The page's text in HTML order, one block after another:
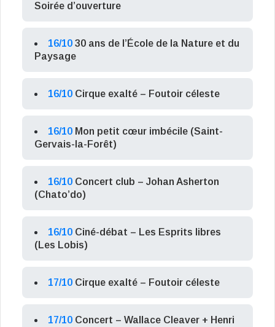
Soirée d’ouverture
16/10 30 ans de l’École de la Nature et du
Paysage
16/10 Cirque exalté – Foutoir céleste
16/10 Mon petit cœur imbécile (Saint-
Gervais-la-Forêt)
16/10 Concert club – Johan Asherton
(Chato’do)
16/10 Ciné-débat – Les Esprits libres
(Les Lobis)
17/10 Cirque exalté – Foutoir céleste
17/10 Concert – Wallace Cleaver + Henri